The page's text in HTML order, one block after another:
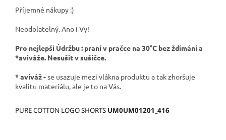
Příjemné nákupy :)
Neodolatelný. Ano i Vy!
Pro nejlepší Údržbu : praní v pračce na 30°C bez ždímání a
*aviváže. Nesušit v sušičce.
* aviváž -se usazuje mezi vlákna produktu a tak zhoršuje
kvalitu materiálu, ale je to na Vás.
PURE COTTON LOGO SHORTS UM0UM01201_416